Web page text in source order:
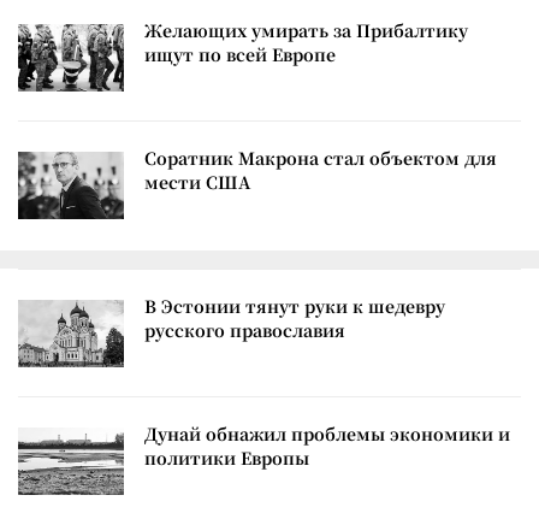
Желающих умирать за Прибалтику
ищут по всей Европе
Соратник Макрона стал объектом для
мести США
В Эстонии тянут руки к шедевру
русского православия
Дунай обнажил проблемы экономики и
политики Европы